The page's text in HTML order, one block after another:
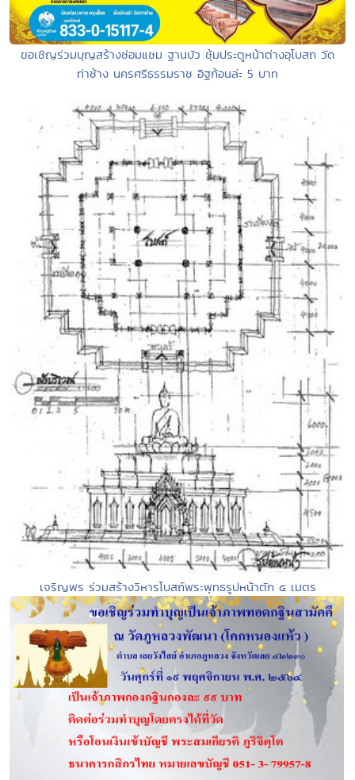
ขอเชิญร่วมบุญสร้างซ่อมแซม ฐานบัว ซุ้มประตูหน้าต่างอุโบสถ วัด
ท่าช้าง นครศรีธรรมราช อิฐก้อนล่ะ 5 บาท
เจริญพร ร่วมสร้างวิหารโบสถ์พระพุทธรูปหน้าตัก ๕ เมตร